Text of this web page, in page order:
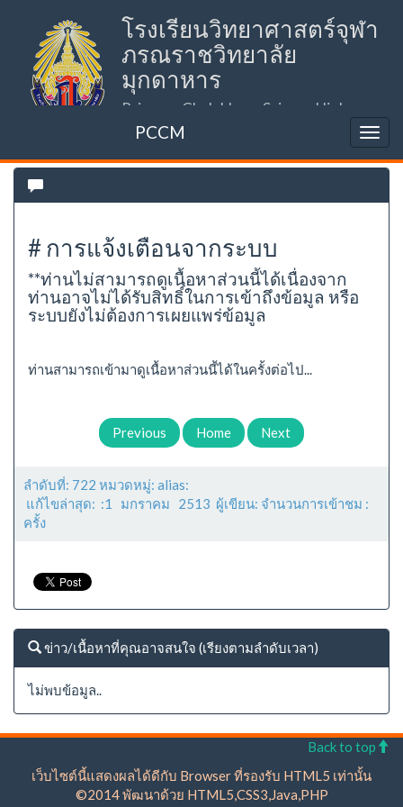
โรงเรียนวิทยาศาสตร์จุฬา
ภรณราชวิทยาลัย
มุกดาหาร
Princess Chulabhorn Science High
School Mukdahan (PCSHSM)
PCCM
# การแจ้งเตือนจากระบบ
**ท่านไม่สามารถดูเนื้อหาส่วนนี้ได้เนื่องจาก
ท่านอาจไม่ได้รับสิทธิ์ในการเข้าถึงข้อมูล หรือ
ระบบยังไม่ต้องการเผยแพร่ข้อมูล
ท่านสามารถเข้ามาดูเนื้อหาส่วนนี้ได้ในครั้งต่อไป...
Previous Home Next
ลำดับที่: 722 หมวดหมู่: alias:
แก้ไขล่าสุด: :1 มกราคม 2513 ผู้เขียน: จำนวนการเข้าชม :
ครั้ง
ข่าว/เนื้อหาที่คุณอาจสนใจ (เรียงตามลำดับเวลา)
ไม่พบข้อมูล..
Back to top
เว็บไซต์นี้แสดงผลได้ดีกับ Browser ที่รองรับ HTML5 เท่านั้น
©2014 พัฒนาด้วย HTML5,CSS3,Java,PHP